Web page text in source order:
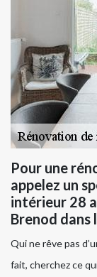
Pour une
appelez un
intérieur 28
Brenod dans
Qui ne rêve pas
fait, cherchez ce